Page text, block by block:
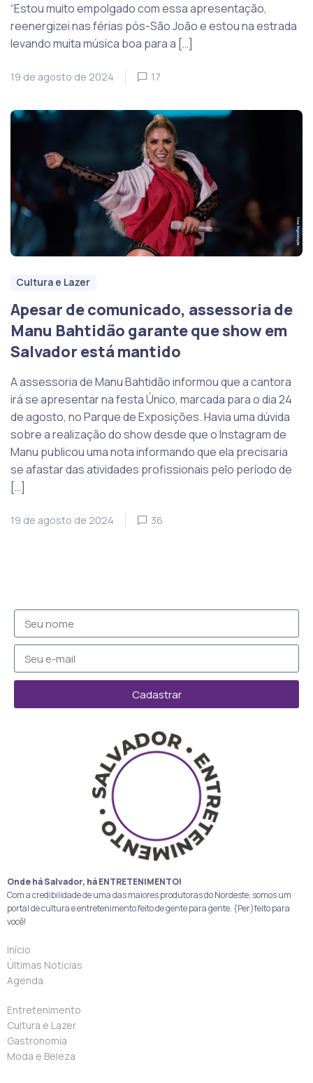
“Estou muito empolgado com essa apresentação,
reenergizei nas férias pós-São João e estou na estrada
levando muita música boa para a […]
19 de agosto de 2024 17
Cultura e Lazer
Apesar de comunicado, assessoria de
Manu Bahtidão garante que show em
Salvador está mantido
A assessoria de Manu Bahtidão informou que a cantora
irá se apresentar na festa Único, marcada para o dia 24
de agosto, no Parque de Exposições. Havia uma dúvida
sobre a realização do show desde que o Instagram de
Manu publicou uma nota informando que ela precisaria
se afastar das atividades profissionais pelo período de
[…]
19 de agosto de 2024 36
Cadastrar
Onde há Salvador, há ENTRETENIMENTO!
Com a credibilidade de uma das maiores produtoras do Nordeste, somos um
portal de cultura e entretenimento feito de gente para gente. (Per)feito para
você!
Início
Últimas Notícias
Agenda
Entretenimento
Cultura e Lazer
Gastronomia
Moda e Beleza